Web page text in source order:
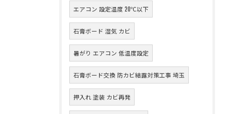
エアコン 設定温度 20℃以下
石膏ボード 湿気 カビ
暑がり エアコン 低温度設定
石膏ボード交換 防カビ結露対策工事 埼玉
押入れ 塗装 カビ再発